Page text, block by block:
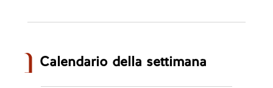
Calendario della settimana